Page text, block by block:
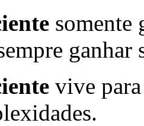
somente
ganhar
vive